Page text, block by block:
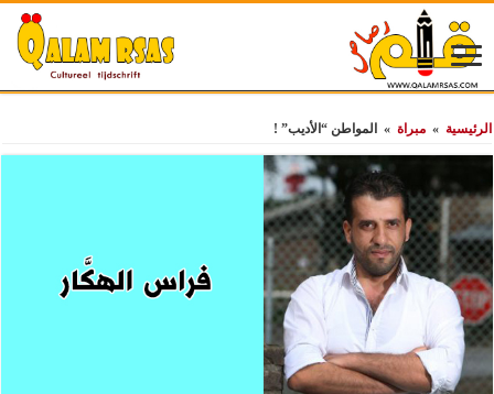
الرئيسية » مبراة » المواطن “الأديب” !